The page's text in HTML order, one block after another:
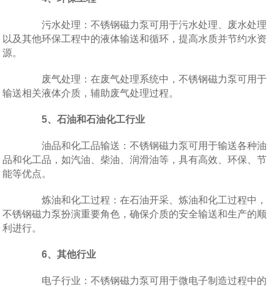
污水处理：不锈钢磁力泵可用于污水处理、废水处理
以及其他环保工程中的液体输送和循环，提高水质并节约水资
源。
废气处理：在废气处理系统中，不锈钢磁力泵可用于
输送相关液体介质，辅助废气处理过程。
5、石油和石油化工行业
油品和化工品输送：不锈钢磁力泵可用于输送各种油
品和化工品，如汽油、柴油、润滑油等，具有高效、环保、节
能等优点。
炼油和化工过程：在石油开采、炼油和化工过程中，
不锈钢磁力泵扮演重要角色，确保介质的安全输送和生产的顺
利进行。
6、其他行业
电子行业：不锈钢磁力泵可用于微电子制造过程中的